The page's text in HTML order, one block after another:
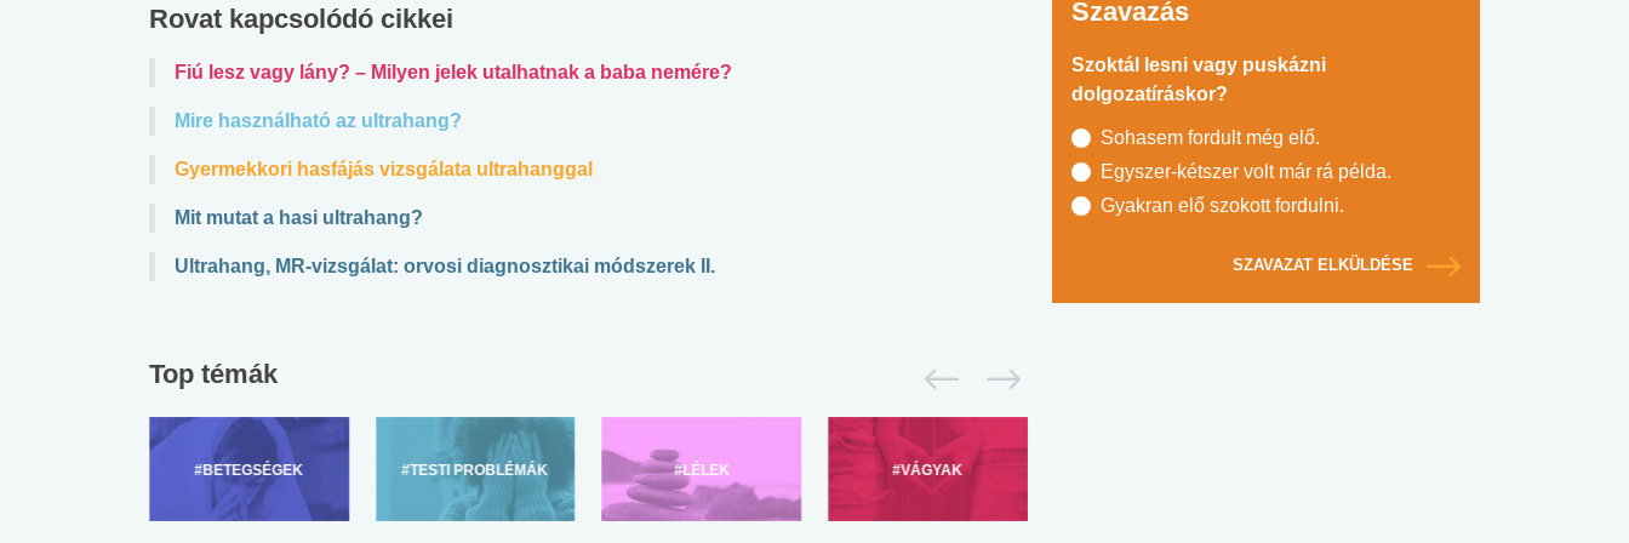
Rovat kapcsolódó cikkei
Fiú lesz vagy lány? – Milyen jelek utalhatnak a baba nemére?
Mire használható az ultrahang?
Gyermekkori hasfájás vizsgálata ultrahanggal
Mit mutat a hasi ultrahang?
Ultrahang, MR-vizsgálat: orvosi diagnosztikai módszerek II.
Top témák
#BETEGSÉGEK #TESTI PROBLÉMÁK #LÉLEK #VÁGYAK
Szavazás
Szoktál lesni vagy puskázni
dolgozatíráskor?
Sohasem fordult még elő.
Egyszer-kétszer volt már rá példa.
Gyakran elő szokott fordulni.
SZAVAZAT ELKÜLDÉSE